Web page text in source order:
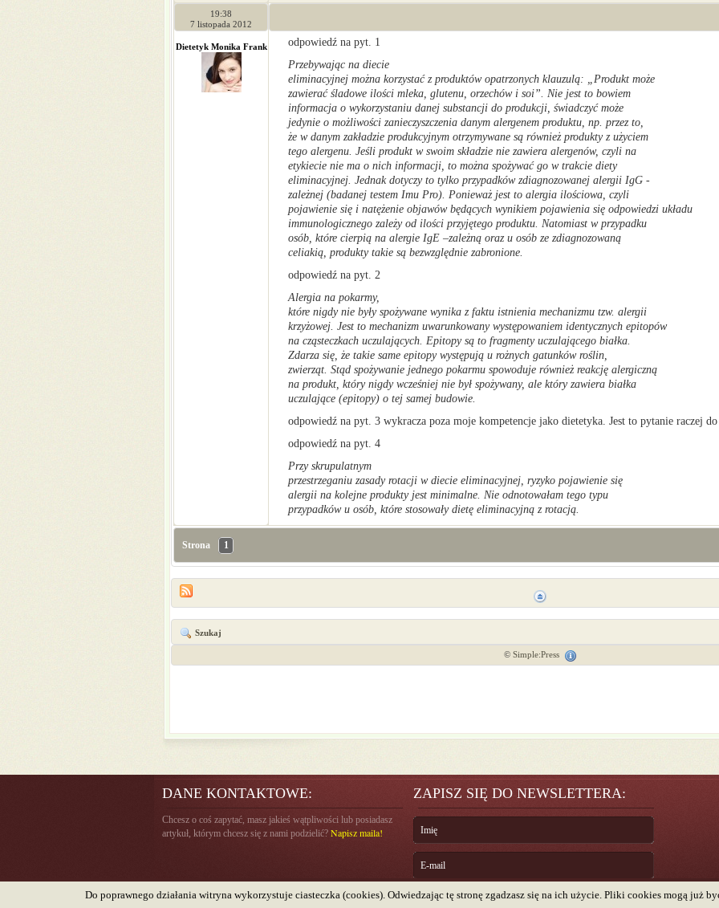
Do poprawnego działania witryna wykorzystuje ciasteczka (cookies). Odwiedzając tę stronę zgadzasz się na ich użycie. Pliki cookies mogą już
19:38
7 listopada 2012
Dietetyk Monika Frank
odpowiedź na pyt. 1
Przebywając na diecie
eliminacyjnej można korzystać z produktów opatrzonych klauzulą: „Produkt może
zawierać śladowe ilości mleka, glutenu, orzechów i soi”. Nie jest to bowiem
informacja o wykorzystaniu danej substancji do produkcji, świadczyć może
jedynie o możliwości zanieczyszczenia danym alergenem produktu, np. przez to,
że w danym zakładzie produkcyjnym otrzymywane są również produkty z użyciem
tego alergenu. Jeśli produkt w swoim składzie nie zawiera alergenów, czyli na
etykiecie nie ma o nich informacji, to można spożywać go w trakcie diety
eliminacyjnej. Jednak dotyczy to tylko przypadków zdiagnozowanej alergii IgG -
zależnej (badanej testem Imu Pro). Ponieważ jest to alergia ilościowa, czyli
pojawienie się i natężenie objawów będących wynikiem pojawienia się odpowiedzi układu
immunologicznego zależy od ilości przyjętego produktu. Natomiast w przypadku
osób, które cierpią na alergie IgE –zależną oraz u osób ze zdiagnozowaną
celiakią, produkty takie są bezwzględnie zabronione.
odpowiedź na pyt. 2
Alergia na pokarmy,
które nigdy nie były spożywane wynika z faktu istnienia mechanizmu tzw. alergii
krzyżowej. Jest to mechanizm uwarunkowany występowaniem identycznych epitopów
na cząsteczkach uczulających. Epitopy są to fragmenty uczulającego białka.
Zdarza się, że takie same epitopy występują u rożnych gatunków roślin,
zwierząt. Stąd spożywanie jednego pokarmu spowoduje również reakcję alergiczną
na produkt, który nigdy wcześniej nie był spożywany, ale który zawiera białka
uczulające (epitopy) o tej samej budowie.
odpowiedź na pyt. 3 wykracza poza moje kompetencje jako dietetyka. Jest to pytanie raczej
odpowiedź na pyt. 4
Przy skrupulatnym
przestrzeganiu zasady rotacji w diecie eliminacyjnej, ryzyko pojawienie się
alergii na kolejne produkty jest minimalne. Nie odnotowałam tego typu
przypadków u osób, które stosowały dietę eliminacyjną z rotacją.
Strona 1
Szukaj
© Simple:Press
DANE KONTAKTOWE:
Chcesz o coś zapytać, masz jakieś wątpliwości lub posiadasz
artykuł, którym chcesz się z nami podzielić? Napisz maila!
ZAPISZ SIĘ DO NEWSLETTERA: